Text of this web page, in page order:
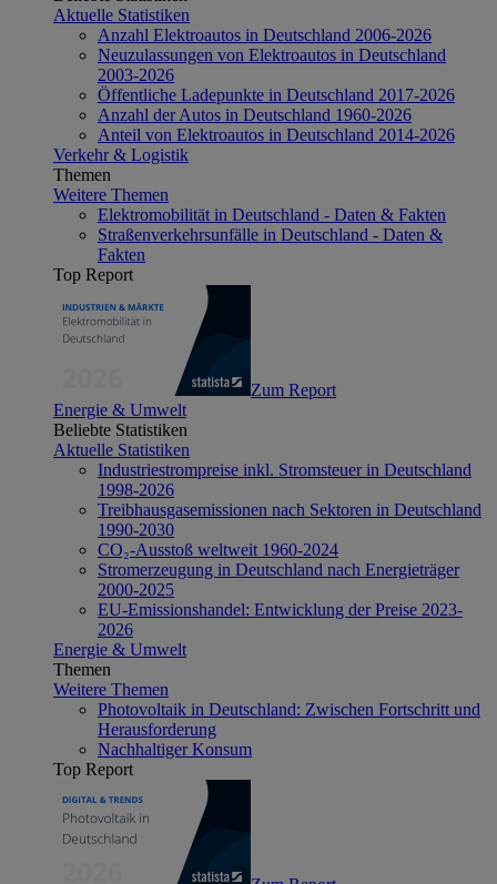
Aktuelle Statistiken
Anzahl Elektroautos in Deutschland 2006-2026
Neuzulassungen von Elektroautos in Deutschland
2003-2026
Öffentliche Ladepunkte in Deutschland 2017-2026
Anzahl der Autos in Deutschland 1960-2026
Anteil von Elektroautos in Deutschland 2014-2026
Verkehr & Logistik
Themen
Weitere Themen
Elektromobilität in Deutschland - Daten & Fakten
Straßenverkehrsunfälle in Deutschland - Daten &
Fakten
Top Report
Zum Report
Energie & Umwelt
Beliebte Statistiken
Aktuelle Statistiken
Industriestrompreise inkl. Stromsteuer in Deutschland
1998-2026
Treibhausgasemissionen nach Sektoren in Deutschland
1990-2030
CO₂-Ausstoß weltweit 1960-2024
Stromerzeugung in Deutschland nach Energieträger
2000-2025
EU-Emissionshandel: Entwicklung der Preise 2023-
2026
Energie & Umwelt
Themen
Weitere Themen
Photovoltaik in Deutschland: Zwischen Fortschritt und
Herausforderung
Nachhaltiger Konsum
Top Report